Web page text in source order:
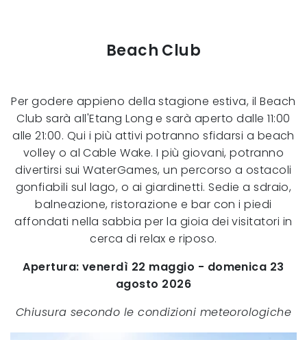
Beach Club
Per godere appieno della stagione estiva, il Beach
Club sarà all'Etang Long e sarà aperto dalle 11:00
alle 21:00. Qui i più attivi potranno sfidarsi a beach
volley o al Cable Wake. I più giovani, potranno
divertirsi sui WaterGames, un percorso a ostacoli
gonfiabili sul lago, o ai giardinetti. Sedie a sdraio,
balneazione, ristorazione e bar con i piedi
affondati nella sabbia per la gioia dei visitatori in
cerca di relax e riposo.
Apertura: venerdì 22 maggio - domenica 23
agosto 2026
Chiusura secondo le condizioni meteorologiche